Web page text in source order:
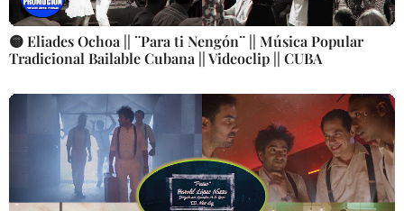
🟡 Eliades Ochoa || ¨Para ti Nengón¨ || Música Popular
Tradicional Bailable Cubana || Videoclip || CUBA